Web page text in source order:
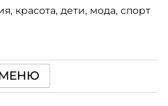
красота, дети, мода, спорт